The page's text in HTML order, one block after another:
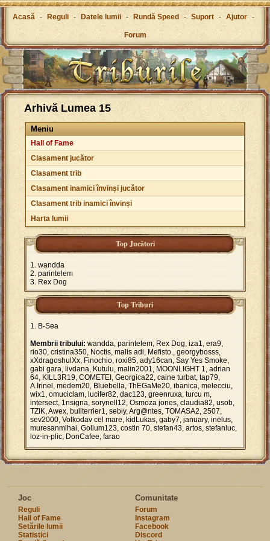
Acasă - Reguli - Datele lumii - Rundă Speed - Suport - Ajutor -
Forum
Arhivă Lumea 15
Meniu
Hall of Fame
Clasament jucător
Clasament trib
Clasament inamici învinși jucător
Clasament trib inamici învinși
Harta lumii
Top Jucători
wandda
parintelem
Rex Dog
Top Triburi
B-Sea
Membrii tribului: wandda, parintelem, Rex Dog, iza1, era9,
rio30, cristina350, Noctis, malis adi, Mefisto., georgybosss,
xXdragoshulXx, Finochio, roxi85, ady16can, Say Yes Smoke,
gabi gara, livdana, Kutulu, malin2001, MOONLIGHT 1, adrian
64, KILL3R19, COMETEI, Georgica22, caine turbat, tap79,
A.Irinel, medem20, Bluebella, ThEGaMe20, ibanica, melecciu,
wix1, omuciclam, lucifer82, dac123, greenruxa, turcu m,
intersect, 1nsigna, sorynell12, Osmoza jones, claudia82, usob,
TZIK, Awex, bullterrier1, sebiy, Arg@ntes, TOMASA2, 2507,
sev2000, Volkodav cel mare, kidLukas, gaby7, january, inelus,
muresanmihai, Gollum123, costin 70, stefan43, artos, stefanluc,
loz-in-plic, DonCafee, farao
Joc
Reguli
Hall of Fame
Setările lumii
Statistici
Comunitate
Forum
Instagram
Facebook
Discord